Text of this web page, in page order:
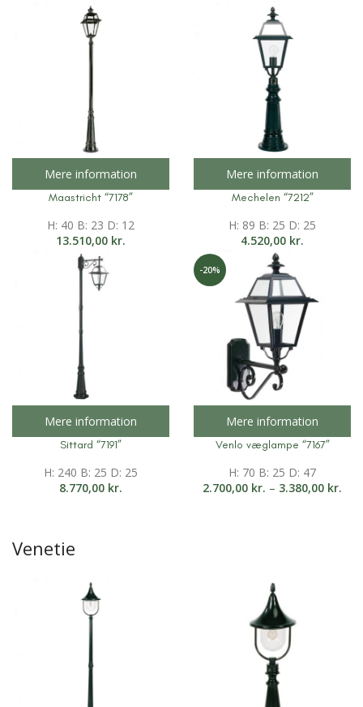
Mere information
Maastricht “7178”
H: 40 B: 23 D: 12
13.510,00 kr.
Mere information
Mechelen “7212”
H: 89 B: 25 D: 25
4.520,00 kr.
Mere information
Sittard “7191”
H: 240 B: 25 D: 25
8.770,00 kr.
-20%
Mere information
Venlo væglampe “7167”
H: 70 B: 25 D: 47
2.700,00 kr. – 3.380,00 kr.
Venetie